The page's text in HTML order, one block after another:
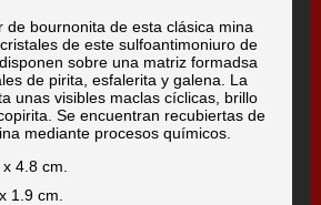
de bournonita de esta clásica mina
de este sulfoantimoniuro de
sobre una matriz formadsa
de pirita, esfalerita y galena. La
unas visibles maclas cíclicas, brillo
Se encuentran recubiertas de
mediante procesos químicos.
4.8 cm.
1.9 cm.